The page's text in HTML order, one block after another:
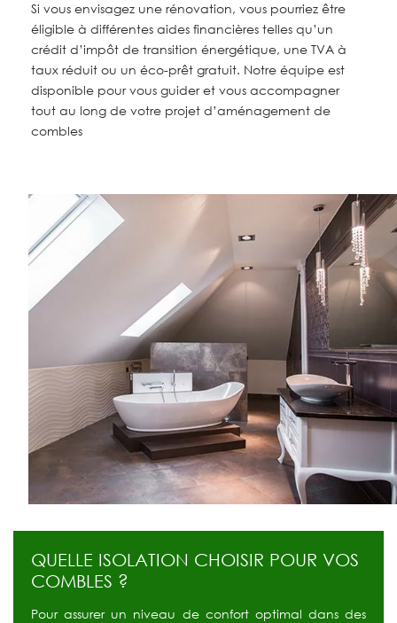
Si vous envisagez une rénovation, vous pourriez être
éligible à différentes aides financières telles qu’un
crédit d’impôt de transition énergétique, une TVA à
taux réduit ou un éco-prêt gratuit. Notre équipe est
disponible pour vous guider et vous accompagner
tout au long de votre projet d’aménagement de
combles
QUELLE ISOLATION CHOISIR POUR VOS
COMBLES ?
Pour assurer un niveau de confort optimal dans des